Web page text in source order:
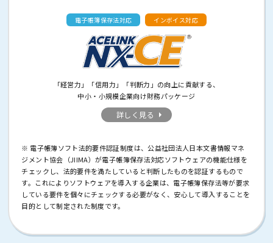
電子帳簿保存法対応 インボイス対応
「経営力」「信用力」「判断力」の向上に貢献する、
中小・小規模企業向け財務パッケージ
詳しく見る
※ 電子帳簿ソフト法的要件認証制度は、公益社団法人日本文書情報マネ
ジメント協会（JIIMA）が電子帳簿保存法対応ソフトウェアの機能仕様を
チェックし、法的要件を満たしていると判断したものを認証するもので
す。これによりソフトウェアを導入する企業は、電子帳簿保存法等が要求
している要件を個々にチェックする必要がなく、安心して導入することを
目的として制定された制度です。